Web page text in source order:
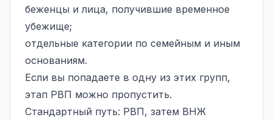
беженцы и лица, получившие временное
убежище;
отдельные категории по семейным и иным
основаниям.
Если вы попадаете в одну из этих групп,
этап РВП можно пропустить.
Стандартный путь: РВП, затем ВНЖ